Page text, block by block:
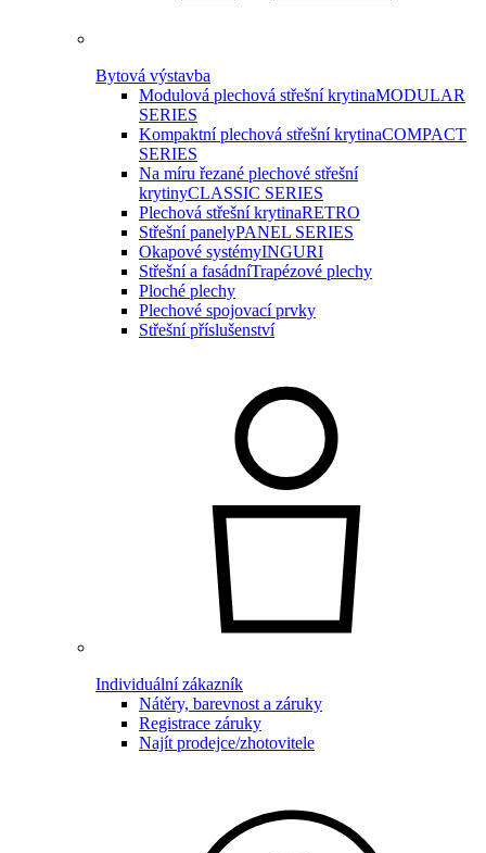
Bytová výstavba
Modulová plechová střešní krytinaMODULAR
SERIES
Kompaktní plechová střešní krytinaCOMPACT
SERIES
Na míru řezané plechové střešní
krytinyCLASSIC SERIES
Plechová střešní krytinaRETRO
Střešní panelyPANEL SERIES
Okapové systémyINGURI
Střešní a fasádníTrapézové plechy
Ploché plechy
Plechové spojovací prvky
Střešní příslušenství
Individuální zákazník
Nátěry, barevnost a záruky
Registrace záruky
Najít prodejce/zhotovitele